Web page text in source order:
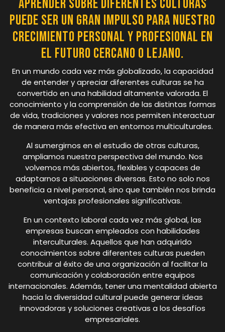
Aprender sobre diferentes culturas
puede ser un gran impulso para nuestro
crecimiento personal y profesional en
el futuro cercano o lejano.
En un mundo cada vez más globalizado, la capacidad
de entender y apreciar diferentes culturas se ha
convertido en una habilidad altamente valorada. El
conocimiento y la comprensión de las distintas formas
de vida, tradiciones y valores nos permiten interactuar
de manera más efectiva en entornos multiculturales.
Al sumergirnos en el estudio de otras culturas,
ampliamos nuestra perspectiva del mundo. Nos
volvemos más abiertos, flexibles y capaces de
adaptarnos a situaciones diversas. Esto no solo nos
beneficia a nivel personal, sino que también nos brinda
ventajas profesionales significativas.
En un contexto laboral cada vez más global, las
empresas buscan empleados con habilidades
interculturales. Aquellos que han adquirido
conocimientos sobre diferentes culturas pueden
contribuir al éxito de una organización al facilitar la
comunicación y colaboración entre equipos
internacionales. Además, tener una mentalidad abierta
hacia la diversidad cultural puede generar ideas
innovadoras y soluciones creativas a los desafíos
empresariales.